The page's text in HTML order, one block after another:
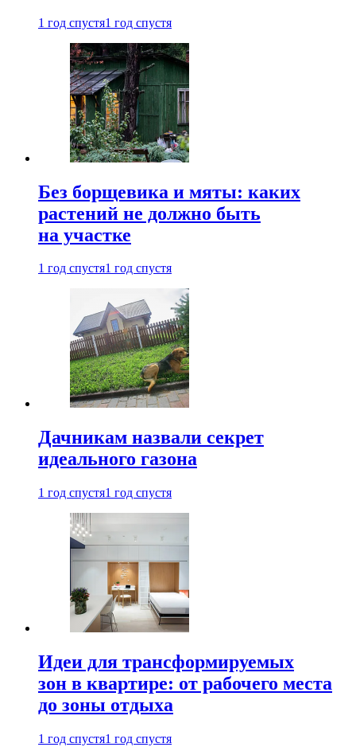
1 год спустя1 год спустя
Без борщевика и мяты: каких
растений не должно быть
на участке
1 год спустя1 год спустя
Дачникам назвали секрет
идеального газона
1 год спустя1 год спустя
Идеи для трансформируемых
зон в квартире: от рабочего места
до зоны отдыха
1 год спустя1 год спустя